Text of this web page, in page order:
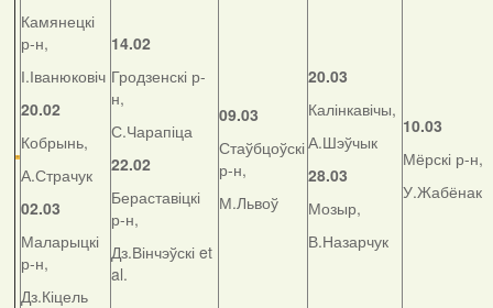
Камянецкі
р-н,
І.Іванюковіч
20.02
Кобрынь,
А.Страчук
02.03
Маларыцкі
р-н,
Дз.Кіцель
14.02
Гродзенскі р-
н,
С.Чарапіца
22.02
Бераставіцкі
р-н,
Дз.Вінчэўскі et
al.
09.03
Стаўбцоўскі
р-н,
М.Львоў
20.03
Калінкавічы,
А.Шэўчык
28.03
Мозыр,
В.Назарчук
10.03
Мёрскі р-н,
У.Жабёнак